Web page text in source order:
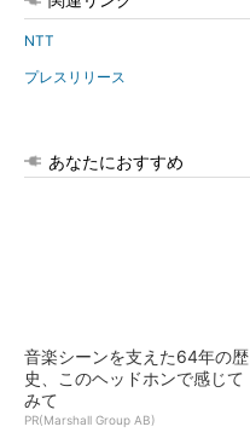
NTT
プレスリリース
あなたにおすすめ
音楽シーンを支えた64年の歴
史、このヘッドホンで感じて
みて
PR(Marshall Group AB)